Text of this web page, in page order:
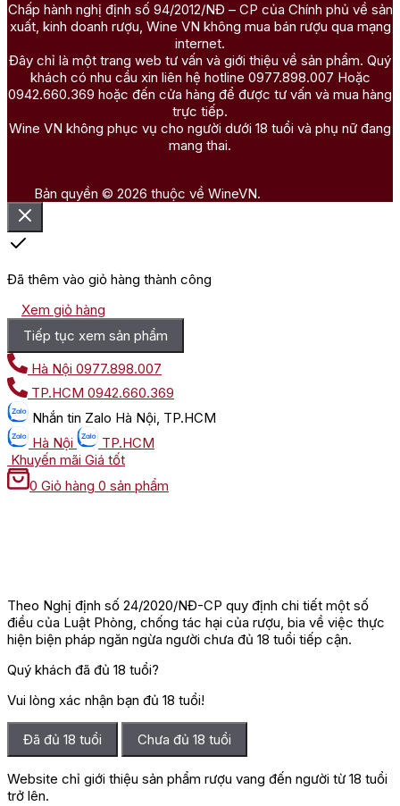
Chấp hành nghị định số 94/2012/NĐ – CP của Chính phủ về sản
xuất, kinh doanh rượu, Wine VN không mua bán rượu qua mạng
internet.
Đây chỉ là một trang web tư vấn và giới thiệu về sản phẩm. Quý
khách có nhu cầu xin liên hệ hotline 0977.898.007 Hoặc
0942.660.369 hoặc đến cửa hàng để được tư vấn và mua hàng
trực tiếp.
Wine VN không phục vụ cho người dưới 18 tuổi và phụ nữ đang
mang thai.
Bản quyền © 2026 thuộc về WineVN.
Đã thêm vào giỏ hàng thành công
Xem giỏ hàng
Tiếp tục xem sản phẩm
Hà Nội 0977.898.007
TP.HCM 0942.660.369
Nhắn tin Zalo Hà Nội, TP.HCM
Hà Nội
TP.HCM
Khuyến mãi Giá tốt
0 Giỏ hàng 0 sản phẩm
Theo Nghị định số 24/2020/NĐ-CP quy định chi tiết một số
điều của Luật Phòng, chống tác hại của rượu, bia về việc thực
hiện biện pháp ngăn ngừa người chưa đủ 18 tuổi tiếp cận.
Quý khách đã đủ 18 tuổi?
Vui lòng xác nhận bạn đủ 18 tuổi!
Đã đủ 18 tuổi Chưa đủ 18 tuổi
Website chỉ giới thiệu sản phẩm rượu vang đến người từ 18 tuổi
trở lên.